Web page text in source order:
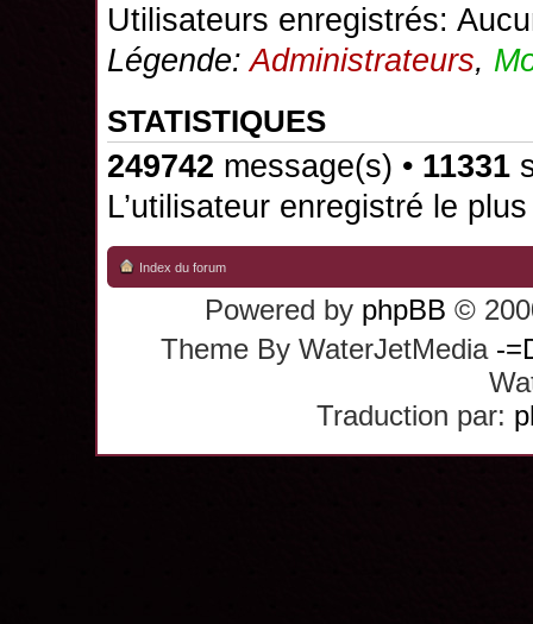
Utilisateurs enregistrés:
Légende:Administrateurs,
STATISTIQUES
249742 message(s) • 11331
L’utilisateur enregistré le
Index du forum
Powered by phpBB ©
Theme By WaterJetMedia -
Traduction par: